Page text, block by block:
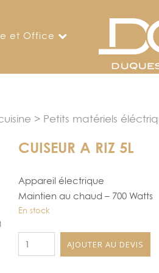
et Office
> Petits matériels
CUISEUR A RIZ 5L
Appareil électrique
Maintien au chaud – 700 Watts
En stock
de
AJOUTER AU DEVIS